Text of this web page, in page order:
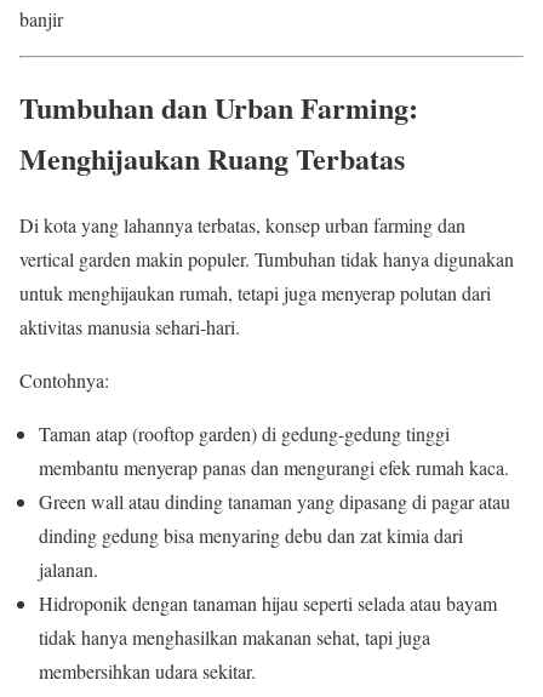
banjir
Tumbuhan dan Urban Farming:
Menghijaukan Ruang Terbatas
Di kota yang lahannya terbatas, konsep urban farming dan
vertical garden makin populer. Tumbuhan tidak hanya digunakan
untuk menghijaukan rumah, tetapi juga menyerap polutan dari
aktivitas manusia sehari-hari.
Contohnya:
Taman atap (rooftop garden) di gedung-gedung tinggi
membantu menyerap panas dan mengurangi efek rumah kaca.
Green wall atau dinding tanaman yang dipasang di pagar atau
dinding gedung bisa menyaring debu dan zat kimia dari
jalanan.
Hidroponik dengan tanaman hijau seperti selada atau bayam
tidak hanya menghasilkan makanan sehat, tapi juga
membersihkan udara sekitar.